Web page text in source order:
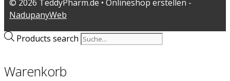
© 2026 TeddyPharm.de • Onlineshop erstellen -
NadupanyWeb
Products search
Warenkorb